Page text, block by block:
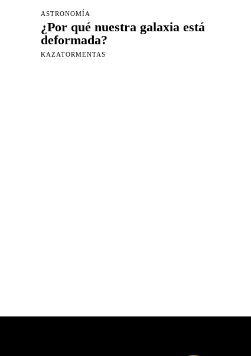
ASTRONOMÍA
¿Por qué nuestra galaxia está
deformada?
KAZATORMENTAS